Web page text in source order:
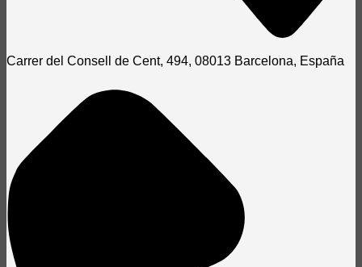
Carrer del Consell de Cent, 494, 08013 Barcelona, España